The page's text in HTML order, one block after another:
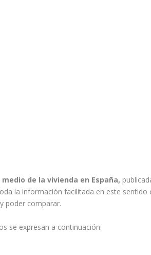
de la vivienda en España,
la información facilitada en este sentido
poder comparar.
se expresan a continuación: